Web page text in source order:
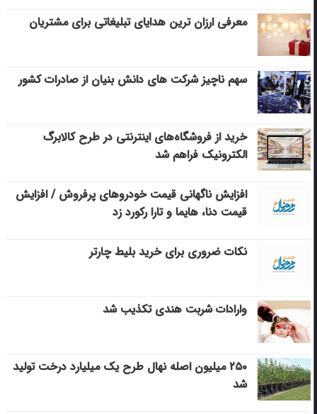
معرفی ارزان ترین هدایای تبلیغاتی برای مشتریان
سهم ناچیز شرکت های دانش بنیان از صادرات کشور
خرید از فروشگاه‌های اینترنتی در طرح کالابرگ
الکترونیک فراهم شد
افزایش ناگهانی قیمت خودروهای پرفروش / افزایش
قیمت دنا، هایما و تارا رکورد زد
نکات ضروری برای خرید بلیط چارتر
وارادات شربت هندی تکذیب شد
۲۵۰ میلیون اصله نهال طرح یک میلیارد درخت تولید
شد